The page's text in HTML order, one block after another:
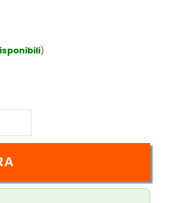
)
the Gathering quantità